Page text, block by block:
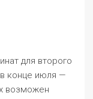
для второго
конце июля —
возможен